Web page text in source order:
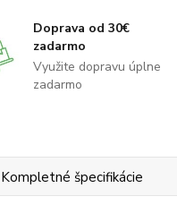
Doprava od 30€
zadarmo
Využite dopravu úplne
zadarmo
Kompletné špecifikácie